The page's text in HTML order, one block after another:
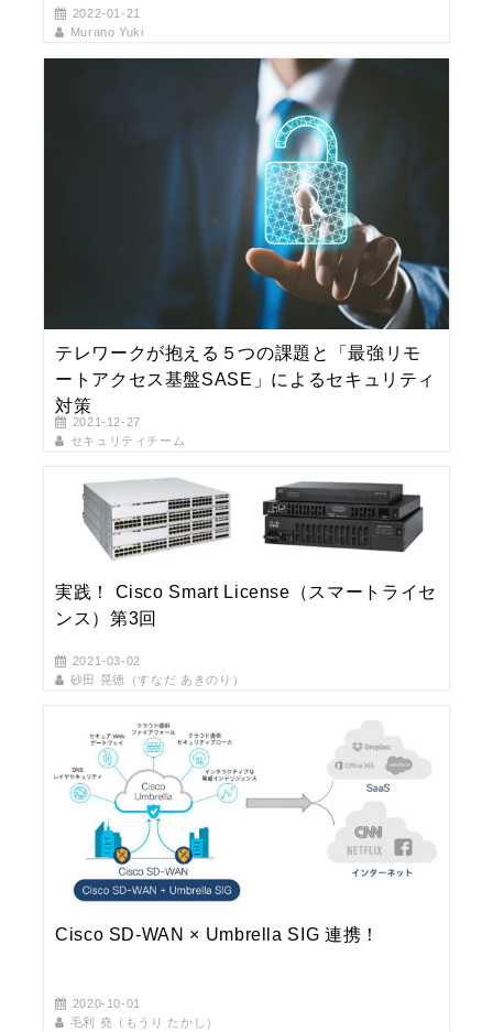
2022-01-21
Murano Yuki
テレワークが抱える５つの課題と「最強リモ
ートアクセス基盤SASE」によるセキュリティ
対策
2021-12-27
セキュリティチーム
実践！ Cisco Smart License（スマートライセ
ンス）第3回
2021-03-02
砂田 晃徳（すなだ あきのり）
Cisco SD-WAN × Umbrella SIG 連携！
2020-10-01
毛利 堯（もうり たかし）